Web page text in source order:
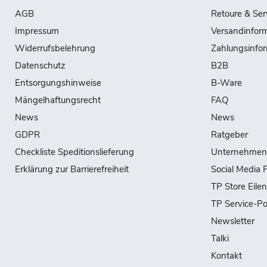
AGB
Impressum
Widerrufsbelehrung
Datenschutz
Entsorgungshinweise
Mängelhaftungsrecht
News
GDPR
Checkliste Speditionslieferung
Erklärung zur Barrierefreiheit
Retoure &
B2B
B-Ware
FAQ
News
Ratgeber
Unternehmen
Social Media
TP Store
TP Service-
Newsletter
Talki
Kontakt